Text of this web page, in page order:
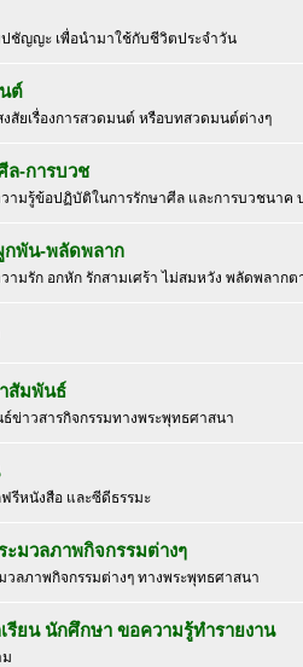
ชัญญะ เพื่อนำมาใช้กับชีวิตประจำวัน
ต์
สัยเรื่องการสวดมนต์ หรือบทสวดมนต์ต่างๆ
ล-การบวช
วามรู้ข้อปฏิบัติในการรักษาศีล และการบวชนา
กพัน-พลัดพลาก
มรัก อกหัก รักสามเศร้า ไม่สมหวัง พลัดพลาก
สัมพันธ์
ข่าวสารกิจกรรมทางพระพุทธศาสนา
รีหนังสือ และซีดีธรรมะ
ะมวลภาพกิจกรรมต่างๆ
วลภาพกิจกรรมต่างๆ ทางพระพุทธศาสนา
รียน นักศึกษา ขอความรู้ทำรายงาน